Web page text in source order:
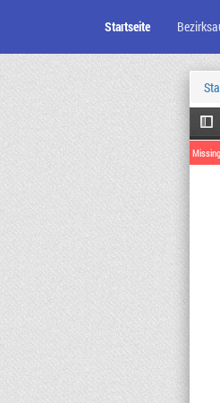
Zum
Seiteninhalt
Startseite